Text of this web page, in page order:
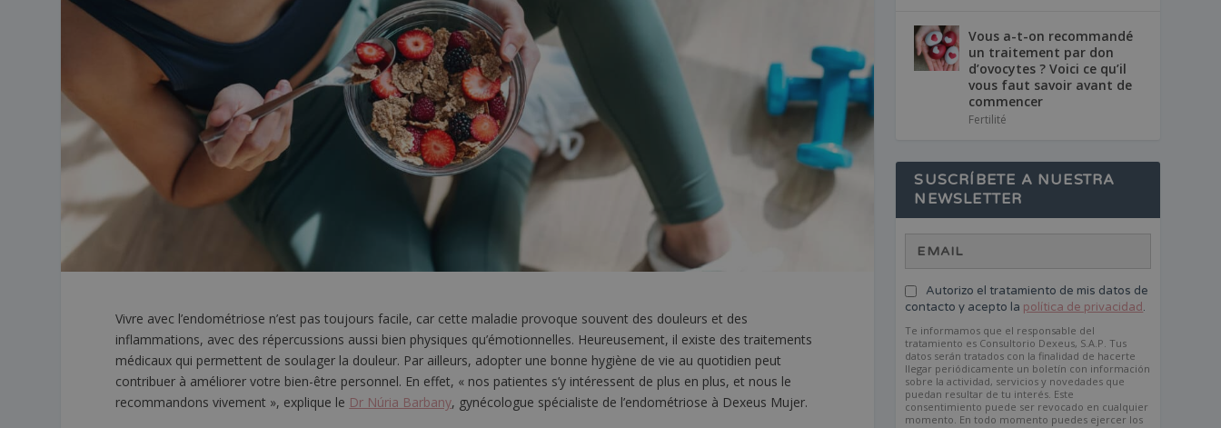
Vivre avec l’endométriose n’est pas toujours facile, car cette maladie provoque souvent des douleurs et des
inflammations, avec des répercussions aussi bien physiques qu’émotionnelles. Heureusement, il existe des traitements
médicaux qui permettent de soulager la douleur. Par ailleurs, adopter une bonne hygiène de vie au quotidien peut
contribuer à améliorer votre bien-être personnel. En effet, « nos patientes s’y intéressent de plus en plus, et nous le
recommandons vivement », explique le Dr Núria Barbany, gynécologue spécialiste de l’endométriose à Dexeus Mujer.
Vous a-t-on recommandé
un traitement par don
d’ovocytes ? Voici ce qu’il
vous faut savoir avant de
commencer
Fertilité
SUSCRÍBETE A NUESTRA
NEWSLETTER
Autorizo el tratamiento de mis datos de
contacto y acepto la política de privacidad.
Te informamos que el responsable del
tratamiento es Consultorio Dexeus, S.A.P. Tus
datos serán tratados con la finalidad de hacerte
llegar periódicamente un boletín con información
sobre la actividad, servicios y novedades que
puedan resultar de tu interés. Este
consentimiento puede ser revocado en cualquier
momento. En todo momento puedes ejercer los